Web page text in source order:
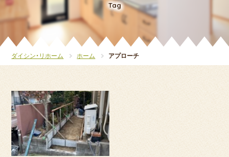
Tag
ダイシン・リホーム ホーム アプローチ